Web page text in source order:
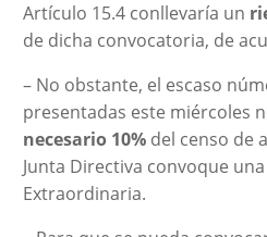
Artículo 15.4 conllevaría un
de dicha convocatoria, de
– No obstante, el escaso
presentadas este miércoles
necesario 10%del censo de
Junta Directiva convoque
Extraordinaria.